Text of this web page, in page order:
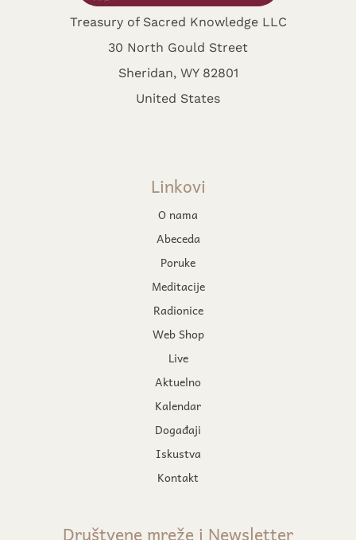
Treasury of Sacred Knowledge LLC
30 North Gould Street
Sheridan, WY 82801
United States
Linkovi
O nama
Abeceda
Poruke
Meditacije
Radionice
Web Shop
Live
Aktuelno
Kalendar
Događaji
Iskustva
Kontakt
Društvene mreže i Newsletter